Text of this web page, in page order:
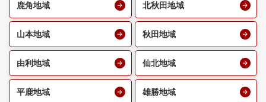
鹿角地域 北秋田地域
山本地域 秋田地域
由利地域 仙北地域
平鹿地域 雄勝地域